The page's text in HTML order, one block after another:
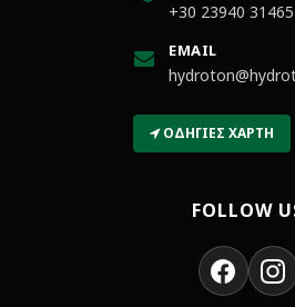
+30 23940 31465
EMAIL
ΟΔΗΓΊΕΣ ΧΆΡΤΗ
FOLLOW